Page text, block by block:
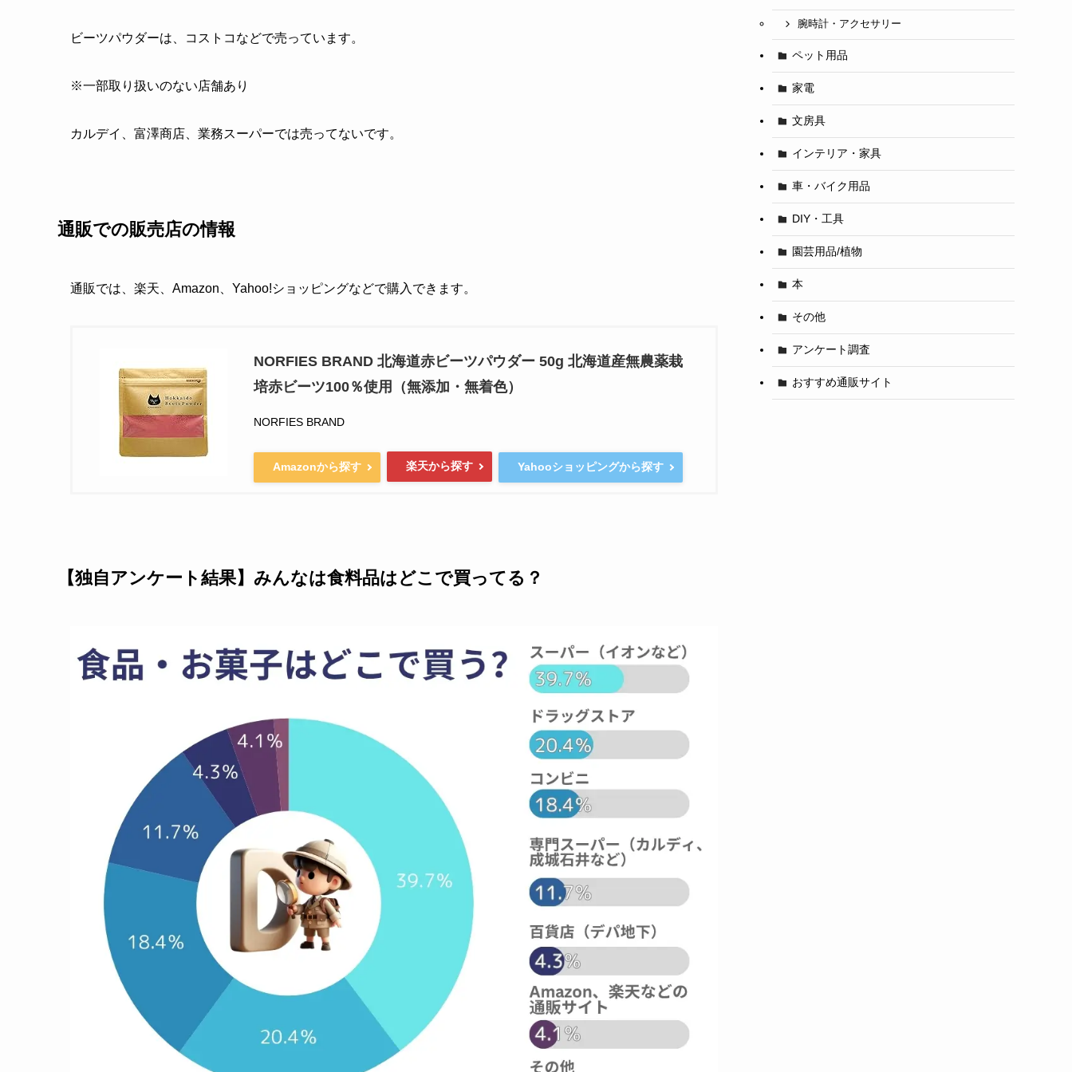
ビーツパウダーは、コストコなどで売っています。
※一部取り扱いのない店舗あり
カルデイ、富澤商店、業務スーパーでは売ってないです。
通販での販売店の情報
通販では、楽天、Amazon、Yahoo!ショッピングなどで購入できます。
NORFIES BRAND 北海道赤ビーツパウダー 50g 北海道産無農薬栽
培赤ビーツ100％使用（無添加・無着色）
NORFIES BRAND
Amazonから探す 楽天から探す Yahooショッピングから探す
【独自アンケート結果】みんなは食料品はどこで買ってる？
腕時計・アクセサリー
ペット用品
家電
文房具
インテリア・家具
車・バイク用品
DIY・工具
園芸用品/植物
本
その他
アンケート調査
おすすめ通販サイト